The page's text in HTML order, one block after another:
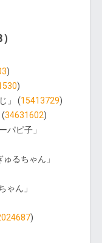
)
)
」 (15413729)
(34631602)
パピ子」
るちゃん」
ゃん」
)